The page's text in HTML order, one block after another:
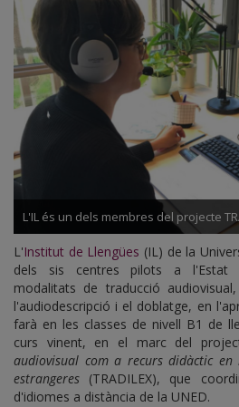
L'IL és un dels membres del projecte
L'Institut de Llengües (IL) de la
dels sis centres pilots a l'Estat
modalitats de traducció
l'audiodescripció i el doblatge, en
farà en les classes de nivell B1 de
curs vinent, en el marc del
audiovisual com a recurs didàctic en
estrangeres (TRADILEX), que
d'idiomes a distància de la UNED.